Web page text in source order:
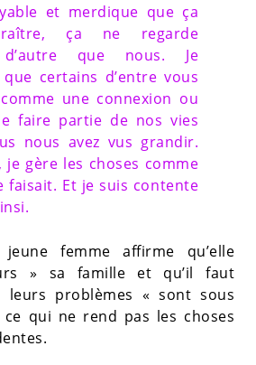
et merdique que ça
ça ne regarde
d’autre que nous. Je
certains d’entre vous
une connexion ou
faire partie de nos vies
nous avez vus grandir.
je gère les choses comme
faisait. Et je suis contente
femme affirme qu’elle
» sa famille et qu’il faut
leurs problèmes « sont sous
qui ne rend pas les choses